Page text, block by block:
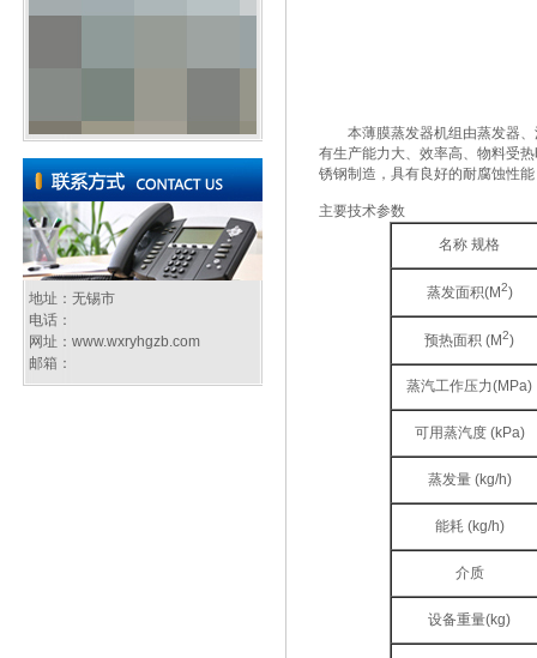
地址：无锡市
电话：
网址： www.wxryhgzb.com
邮箱：
本薄膜蒸发器机组由蒸发器、
有生产能力大、效率高、物料受
锈钢制造，具有良好的耐腐蚀性
主要技术参数
名称 规格
蒸发面积(M2)
预热面积 (M2)
蒸汽工作压力(MPa)
可用蒸汽度 (kPa)
蒸发量 (kg/h)
能耗 (kg/h)
介质
设备重量(kg)